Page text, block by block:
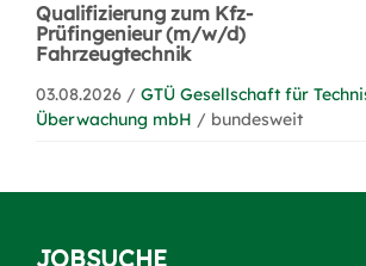
Qualifizierung zum Kfz-
Prüfingenieur (m/w/d)
Fahrzeugtechnik
03.08.2026 / GTÜ Gesellschaft für
Überwachung mbH / bundesweit
JOBSUCHE